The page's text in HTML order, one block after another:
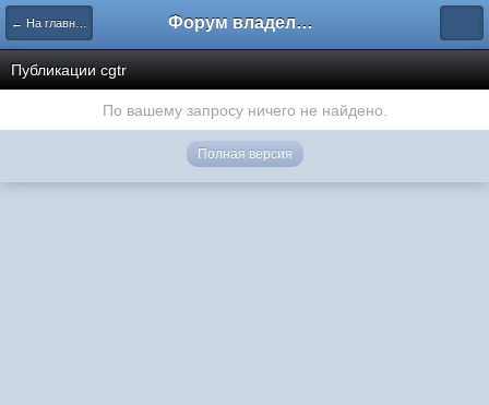
← На главную Форум владельцев интернет-магазинов
Публикации cgtr
По вашему запросу ничего не найдено.
Полная версия